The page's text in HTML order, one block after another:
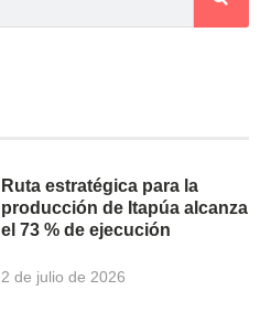
Ruta estratégica para la
producción de Itapúa alcanza
el 73 % de ejecución
2 de julio de 2026